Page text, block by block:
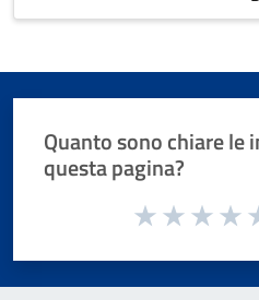
Quanto sono chiare le
questa pagina?
Valuta da 1 a 5 stelle la pagina